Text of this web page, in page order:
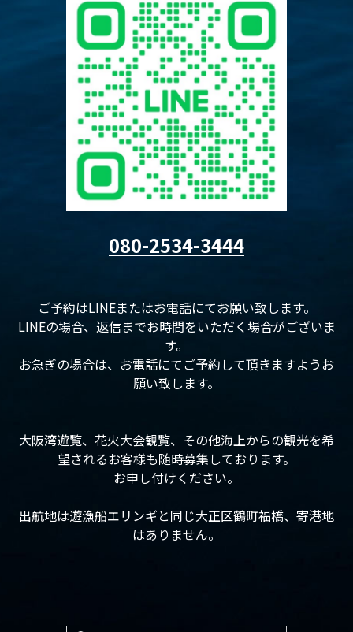
080-2534-3444
ご予約はLINEまたはお電話にてお願い致します。
LINEの場合、返信までお時間をいただく場合がございま
す。
お急ぎの場合は、お電話にてご予約して頂きますようお
願い致します。
大阪湾遊覧、花火大会観覧、その他海上からの観光を希
望されるお客様も随時募集しております。
お申し付けください。
出航地は遊漁船エリンギと同じ大正区鶴町福橋、寄港地
はありません。